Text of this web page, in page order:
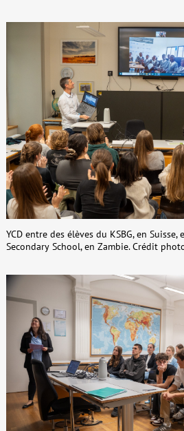
YCD entre des élèves du KSBG, en
Secondary School, en Zambie. Crédit